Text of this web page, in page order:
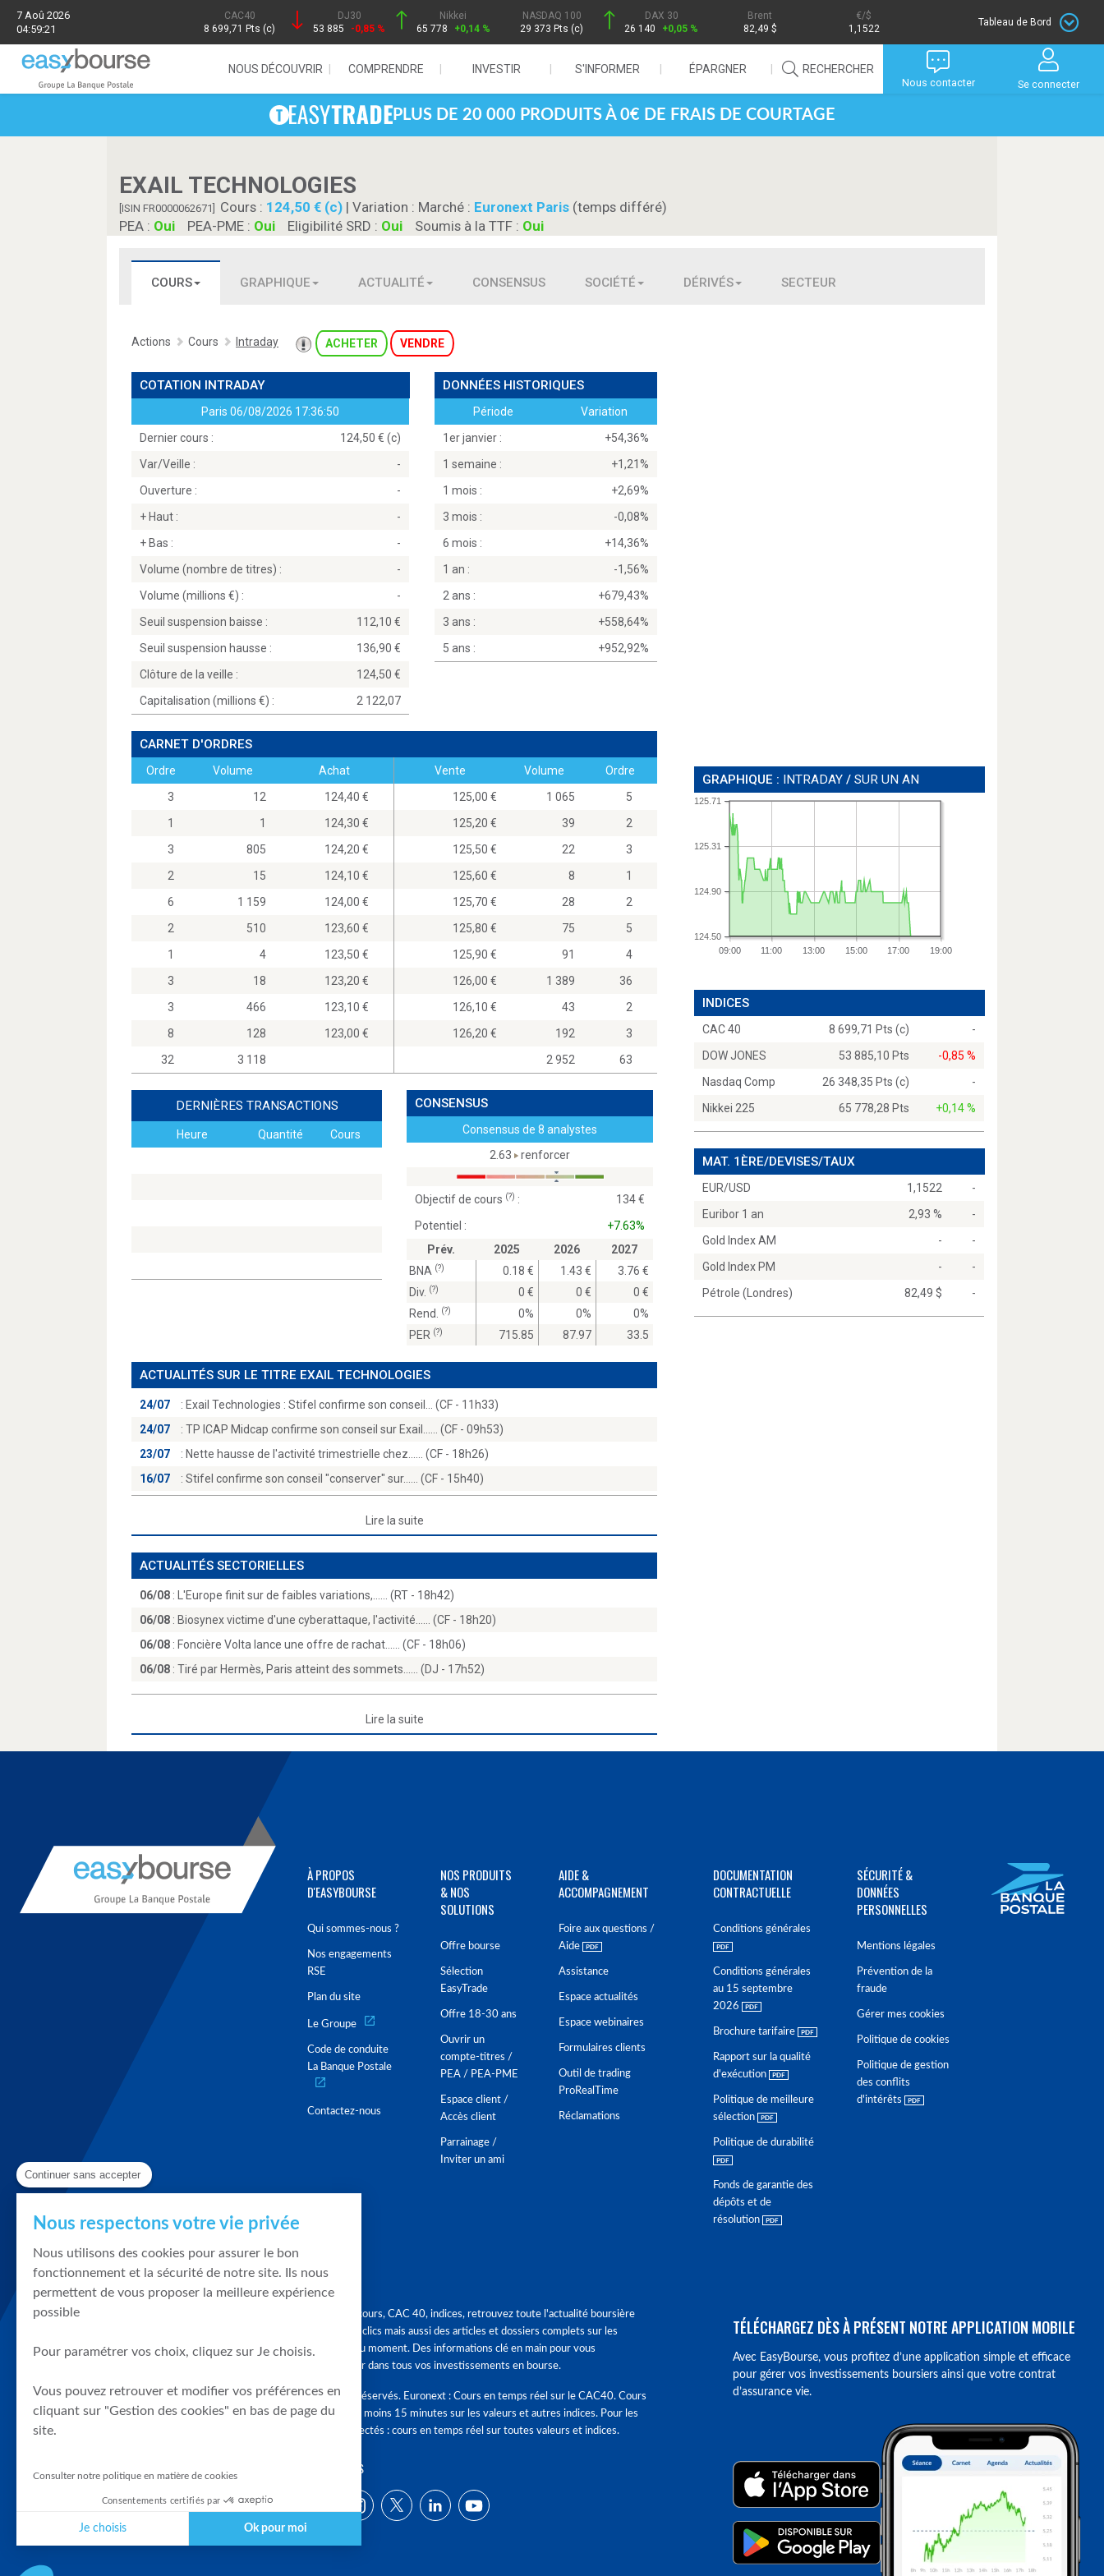
7 Aoû 2026
04:59:21
CAC40
8 699,71 Pts (c)
DJ30
53 885
-0,85 %
Nikkei
65 778
+0,14 %
NASDAQ 100
29 373 Pts (c)
DAX 30
26 140
+0,05 %
Brent
82,49 $
/$
1,1522
Tableau de Bord
NOUS DÉCOUVRIR COMPRENDRE INVESTIR S'INFORMER ÉPARGNER RECHERCHER
Nous contacter Se connecter
PLUS DE 20 000 PRODUITS À 0€ DE FRAIS DE COURTAGE
EXAIL TECHNOLOGIES
[ISIN FR0000062671] Cours : 124,50 € (c) | Variation : Marché : Euronext Paris (temps différé)
PEA : Oui PEA-PME : Oui Eligibilité SRD : Oui Soumis à la TTF : Oui
COURS GRAPHIQUE ACTUALITÉ CONSENSUS SOCIÉTÉ DÉRIVÉS SECTEUR
Actions Cours Intraday ACHETER VENDRE
COTATION INTRADAY
Paris 06/08/2026 17:36:50
Dernier cours :
124,50 € (c)
Var/Veille :
-
Ouverture :
-
+ Haut :
-
+ Bas :
-
Volume (nombre de titres) :
-
Volume (millions
) :
-
Seuil suspension baisse :
112,10
Seuil suspension hausse :
136,90
Clôture de la veille :
124,50
Capitalisation (millions
) : 2 122,07
DONNÉES HISTORIQUES
Période
Variation
1er janvier :
+54,36%
1 semaine :
+1,21%
1 mois :
+2,69%
3 mois :
-0,08%
6 mois :
+14,36%
1 an :
-1,56%
2 ans :
+679,43%
3 ans :
+558,64%
5 ans :
+952,92%
CARNET D'ORDRES
Ordre Volume
Achat
3
12
124,40
1
1
124,30
3
805
124,20
2
15
124,10
6
1 159
124,00
2
510
123,60
1
4
123,50
3
18
123,20
3
466
123,10
8
128
123,00
32
3 118
Vente Volume
Ordre
125,00
1 065
5
125,20
39
2
125,50
22
3
125,60
8
1
125,70
28
2
125,80
75
5
125,90
91
4
126,00
1 389
36
126,10
43
2
126,20
192
3
2 952
63
DERNIÈRES TRANSACTIONS
Heure Quantité Cours
CONSENSUS
Consensus de 8 analystes
2.63 renforcer
Objectif de cours (?) :
134
Potentiel :
+7.63%
Prév.
2025 2026
2027
BNA (?) 0.18 1.43
3.76
Div. (?) 0 0
0
Rend.
(?) 0% 0%
0%
PER (?) 715.85 87.97 33.5
ACTUALITÉS SUR LE TITRE EXAIL TECHNOLOGIES
24/07 : Exail Technologies : Stifel confirme son conseil… (CF - 11h33)
24/07
: TP ICAP Midcap confirme son conseil sur Exail...… (CF - 09h53)
23/07
: Nette hausse de l'activité trimestrielle chez...… (CF - 18h26)
16/07
: Stifel confirme son conseil "conserver" sur...… (CF - 15h40)
Lire la suite
ACTUALITÉS SECTORIELLES
06/08 :
L'Europe finit sur de faibles variations,...… (RT - 18h42)
06/08 : Biosynex victime d'une cyberattaque, l'activité...… (CF - 18h20)
06/08 : Foncière Volta lance une offre de rachat...… (CF - 18h06)
06/08 : Tiré par Hermès, Paris atteint des sommets...… (DJ - 17h52)
Lire la suite
GRAPHIQUE : INTRADAY /SUR UN AN
09:00 11:00 13:00 15:00 17:00 19:00
124.50
124.90
125.31
125.71
INDICES
CAC 40 8 699,71 Pts (c)
-
DOW JONES
53 885,10 Pts
-0,85 %
Nasdaq Comp
26 348,35 Pts (c)
-
Nikkei 225
65 778,28 Pts +0,14 %
MAT. 1ÈRE/DEVISES/TAUX
EUR/USD 1,1522
-
Euribor 1 an
2,93 %
-
Gold Index AM
-
-
Gold Index PM
-
-
Pétrole (Londres)
82,49 $ -
À PROPOS
D'EASYBOURSE
Qui sommes-nous ?
Nos engagements
RSE
Plan du site
Le Groupe
Code de conduite
La Banque Postale
Contactez-nous
NOS PRODUITS
& NOS
SOLUTIONS
Offre bourse
Sélection
EasyTrade
Offre 18-30 ans
Ouvrir un
compte-titres /
PEA / PEA-PME
Espace client /
Accès client
Parrainage /
Inviter un ami
AIDE &
ACCOMPAGNEMENT
Foire aux questions /
Aide
Assistance
Espace actualités
Espace webinaires
Formulaires clients
Outil de trading
ProRealTime
Réclamations
DOCUMENTATION
CONTRACTUELLE
Conditions générales
Conditions générales
au 15 septembre
2026
Brochure tarifaire
Rapport sur la qualité
d'exécution
Politique de meilleure
sélection
Politique de durabilité
Fonds de garantie des
dépôts et de
résolution
SÉCURITÉ &
DONNÉES
PERSONNELLES
Mentions légales
Prévention de la
fraude
Gérer mes cookies
Politique de cookies
Politique de gestion
des conflits
d'intérêts
Graphique, cours, CAC 40, indices, retrouvez toute l'actualité boursière
en quelques clics mais aussi des articles et dossiers complets sur les
tendances du moment. Des informations clé en main pour vous
accompagner dans tous vos investissements en bourse.
Tous droits réservés. Euronext : Cours en temps réel sur le CAC40. Cours
différés d'au moins 15 minutes sur les valeurs et autres indices. Pour les
clients connectés : cours en temps réel sur toutes valeurs et indices.
SUIVEZ-NOUS
TÉLÉCHARGEZ DÈS À PRÉSENT NOTRE APPLICATION MOBILE
Avec EasyBourse, vous profitez d’une application simple et efficace
pour gérer vos investissements boursiers ainsi que votre contrat
d’assurance vie.
Continuer sans accepter
Nous respectons votre vie privée
Nous utilisons des cookies pour assurer le bon
fonctionnement et la sécurité de notre site. Ils nous
permettent de vous proposer la meilleure expérience
possible
Pour paramétrer vos choix, cliquez sur Je choisis.
Vous pouvez retrouver et modifier vos préférences en
cliquant sur "Gestion des cookies" en bas de page du
site.
Consulter notre politique en matière de cookies
Consentements certifiés par
Je choisis Ok pour moi
Notre plateforme vous permet d'adapter et de gérer vos paramètres de confidentialité, en garantissant la conformité avec les réglementations. Personnalisez vos préférences pour contrôler la manière dont